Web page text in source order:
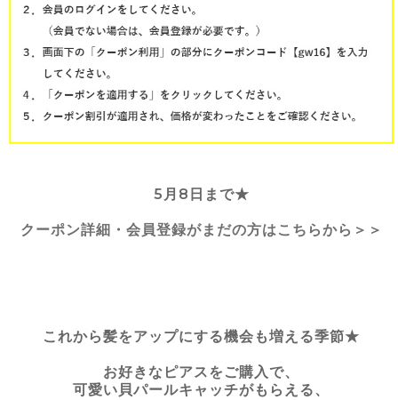
5月8日まで★
クーポン詳細・会員登録がまだの方はこちらから＞＞
これから髪をアップにする機会も増える季節★
お好きなピアスをご購入で、
可愛い貝パールキャッチがもらえる、